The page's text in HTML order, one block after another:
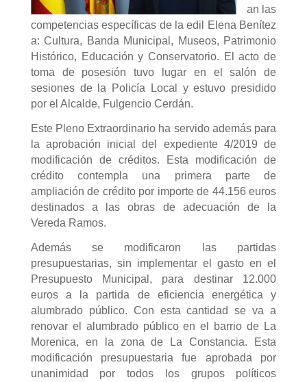
an las
competencias específicas de la edil Elena Benítez
a: Cultura, Banda Municipal, Museos, Patrimonio
Histórico, Educación y Conservatorio. El acto de
toma de posesión tuvo lugar en el salón de
sesiones de la Policía Local y estuvo presidido
por el Alcalde, Fulgencio Cerdán.
Este Pleno Extraordinario ha servido además para
la aprobación inicial del expediente 4/2019 de
modificación de créditos. Esta modificación de
crédito contempla una primera parte de
ampliación de crédito por importe de 44.156 euros
destinados a las obras de adecuación de la
Vereda Ramos.
Además se modificaron las partidas
presupuestarias, sin implementar el gasto en el
Presupuesto Municipal, para destinar 12.000
euros a la partida de eficiencia energética y
alumbrado público. Con esta cantidad se va a
renovar el alumbrado público en el barrio de La
Morenica, en la zona de La Constancia. Esta
modificación presupuestaria fue aprobada por
unanimidad por todos los grupos políticos